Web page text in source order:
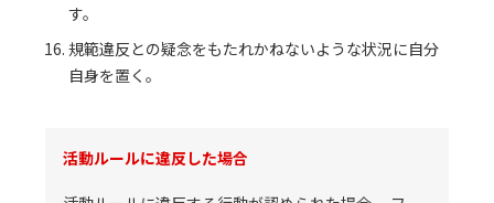
す。
規範違反との疑念をもたれかねないような状況に自分
自身を置く。
活動ルールに違反した場合